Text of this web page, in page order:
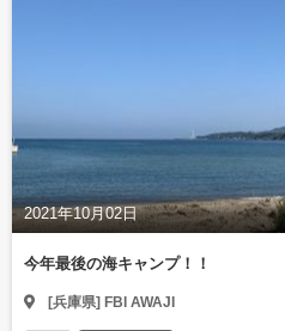
2021年10月02日
今年最後の海キャンプ！！
[兵庫県] FBI AWAJI